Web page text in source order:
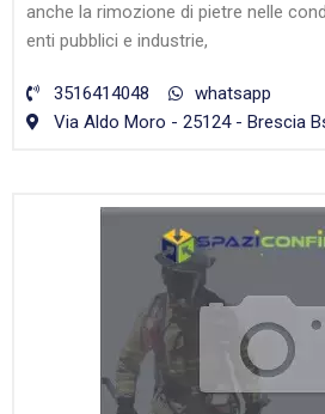
anche la rimozione di pietre nelle
enti pubblici e industrie,
3516414048
whatsapp
Via Aldo Moro - 25124 - Brescia